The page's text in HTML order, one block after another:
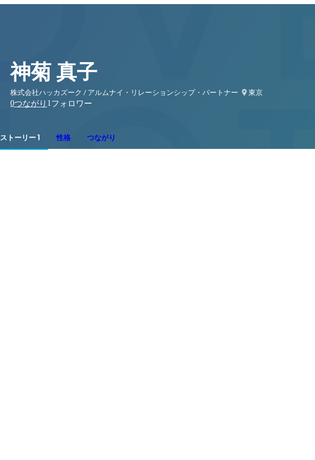
神菊 真子
株式会社ハッカズーク / アルムナイ・リレーションシップ・パートナー
東京
0つながり 1 フォロワー
ストーリー 1 性格 つながり